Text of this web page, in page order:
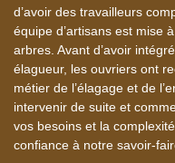
d’avoir des travailleurs
équipe d’artisans est mise
arbres. Avant d’avoir
élagueur, les ouvriers ont
métier de l’élagage et de
intervenir de suite et
vos besoins et la
confiance à notre savoir-